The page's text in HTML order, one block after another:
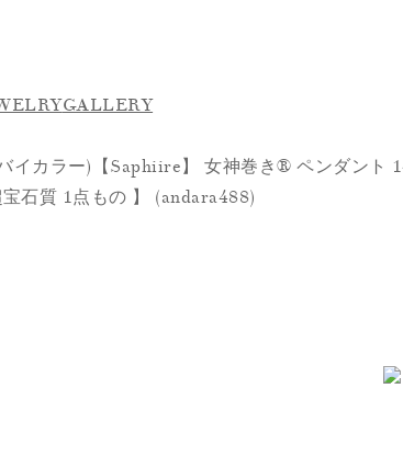
GALLERY
イカラー)【Saphiire】 女神巻き® ペンダント
石質 1点もの 】 (andara488)